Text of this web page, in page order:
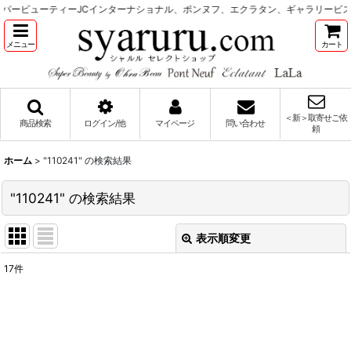
ビューティーJCインターナショナル、ポンヌフ、エクラタン、ギャラリービス
メニュー カート
商品検索 ログイン/他 マイページ 問い合わせ
＜新＞取寄せご依
頼
ホーム > "110241" の検索結果
"110241" の検索結果
表示順変更
17件